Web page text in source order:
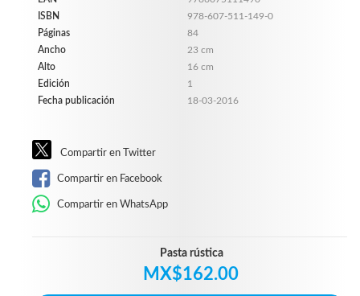
ISBN
978-607-511-149-0
Páginas
84
Ancho
23 cm
Alto
16 cm
Edición
1
Fecha publicación
18-03-2016
Compartir en Twitter
Compartir en Facebook
Compartir en WhatsApp
Pasta rústica
MX$162.00